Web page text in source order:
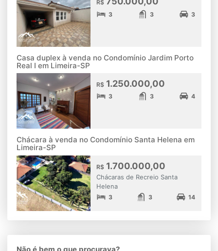
R$
3 3 3
Casa duplex à venda no Condomínio Jardim Porto
Real I em Limeira-SP
R$ 1.250.000,00
3 3 4
Chácara à venda no Condomínio Santa Helena em
Limeira-SP
R$ 1.700.000,00
Chácaras de Recreio Santa
Helena
3 3 14